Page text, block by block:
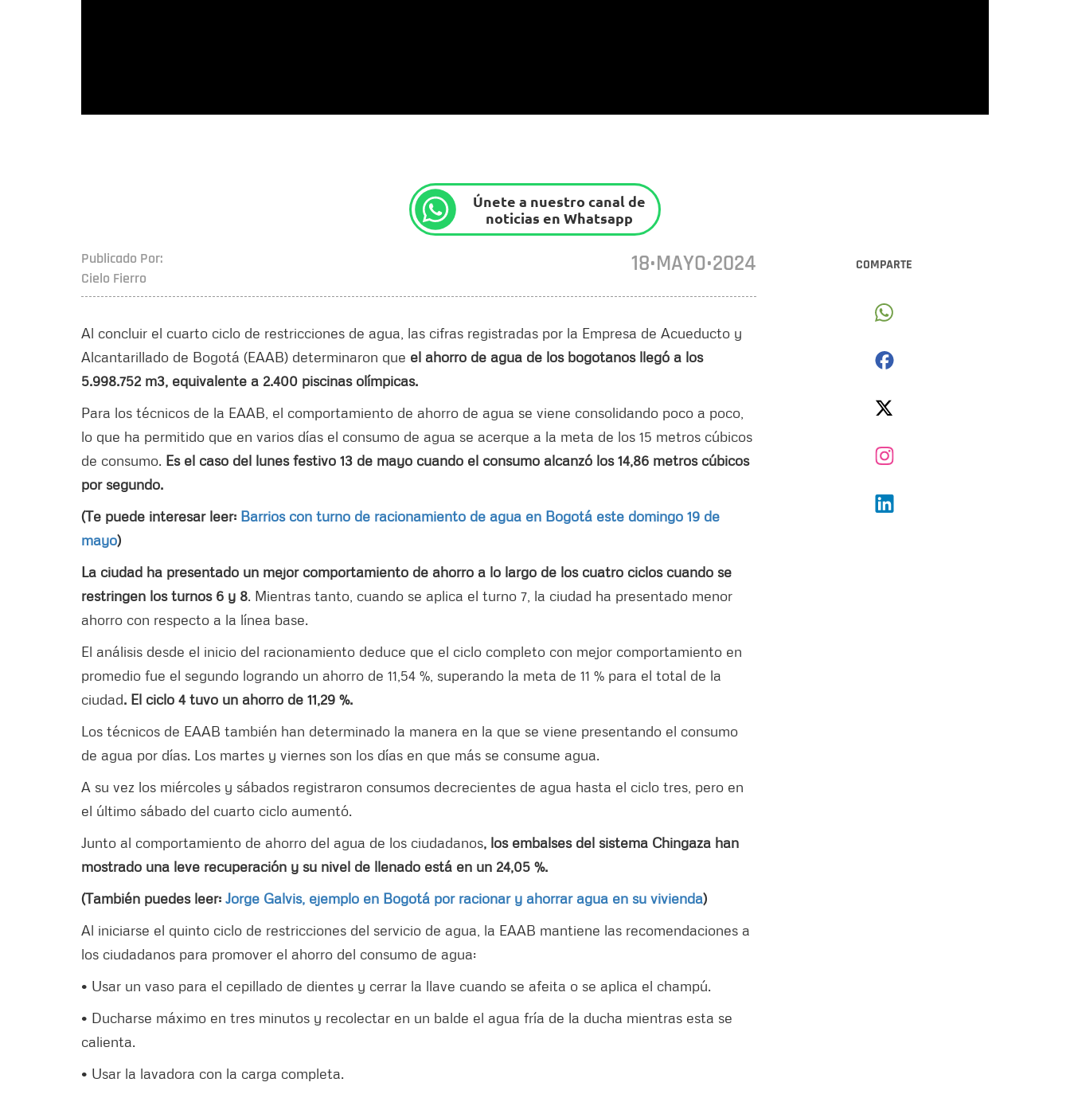
Únete a nuestro canal de
noticias en Whatsapp
COMPARTE
Publicado Por:
Cielo Fierro
18•MAYO•2024
Al concluir el cuarto ciclo de restricciones de agua, las cifras registradas por la Empresa de Acueducto y
Alcantarillado de Bogotá (EAAB) determinaron que el ahorro de agua de los bogotanos llegó a los
5.998.752 m3, equivalente a 2.400 piscinas olímpicas.
Para los técnicos de la EAAB, el comportamiento de ahorro de agua se viene consolidando poco a poco,
lo que ha permitido que en varios días el consumo de agua se acerque a la meta de los 15 metros cúbicos
de consumo. Es el caso del lunes festivo 13 de mayo cuando el consumo alcanzó los 14,86 metros cúbicos
por segundo.
(Te puede interesar leer: Barrios con turno de racionamiento de agua en Bogotá este domingo 19 de
mayo)
La ciudad ha presentado un mejor comportamiento de ahorro a lo largo de los cuatro ciclos cuando se
restringen los turnos 6 y 8. Mientras tanto, cuando se aplica el turno 7, la ciudad ha presentado menor
ahorro con respecto a la línea base.
El análisis desde el inicio del racionamiento deduce que el ciclo completo con mejor comportamiento en
promedio fue el segundo logrando un ahorro de 11,54 %, superando la meta de 11 % para el total de la
ciudad. El ciclo 4 tuvo un ahorro de 11,29 %.
Los técnicos de EAAB también han determinado la manera en la que se viene presentando el consumo
de agua por días. Los martes y viernes son los días en que más se consume agua.
A su vez los miércoles y sábados registraron consumos decrecientes de agua hasta el ciclo tres, pero en
el último sábado del cuarto ciclo aumentó.
Junto al comportamiento de ahorro del agua de los ciudadanos, los embalses del sistema Chingaza han
mostrado una leve recuperación y su nivel de llenado está en un 24,05 %.
(También puedes leer: Jorge Galvis, ejemplo en Bogotá por racionar y ahorrar agua en su vivienda)
Al iniciarse el quinto ciclo de restricciones del servicio de agua, la EAAB mantiene las recomendaciones a
los ciudadanos para promover el ahorro del consumo de agua:
• Usar un vaso para el cepillado de dientes y cerrar la llave cuando se afeita o se aplica el champú.
• Ducharse máximo en tres minutos y recolectar en un balde el agua fría de la ducha mientras esta se
calienta.
• Usar la lavadora con la carga completa.